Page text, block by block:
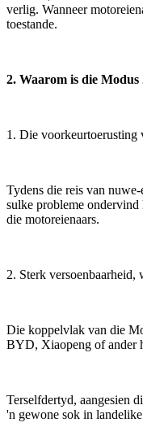
verlig. Wanneer
toestande.
2. Waarom is die
1. Die voorkeurtoerusting
Tydens die reis van
sulke probleme
die motoreienaars.
2. Sterk versoenbaarheid,
Die koppelvlak van die
BYD, Xiaopeng of ander
Terselfdertyd, aangesien
'n gewone sok in